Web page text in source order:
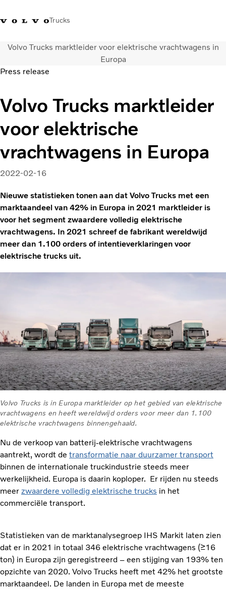
Trucks
Contact Kennis vergrotenMerchandiseInloggenNederland
CO2-reductie
Trucks
Truck Builder
Services
Dealer locator
Nieuws
Over ons
Volvo Trucks marktleider voor elektrische vrachtwagens in
Europa
Press release
Volvo Trucks marktleider
voor elektrische
vrachtwagens in Europa
2022-02-16
Nieuwe statistieken tonen aan dat Volvo Trucks met een
marktaandeel van 42% in Europa in 2021 marktleider is
voor het segment zwaardere volledig elektrische
vrachtwagens. In 2021 schreef de fabrikant wereldwijd
meer dan 1.100 orders of intentieverklaringen voor
elektrische trucks uit.
Volvo Trucks is in Europa marktleider op het gebied van elektrische
vrachtwagens en heeft wereldwijd orders voor meer dan 1.100
elektrische vrachtwagens binnengehaald.
Nu de verkoop van batterij-elektrische vrachtwagens
aantrekt, wordt de transformatie naar duurzamer transport
binnen de internationale truckindustrie steeds meer
werkelijkheid. Europa is daarin koploper. Er rijden nu steeds
meer zwaardere volledig elektrische trucks in het
commerciële transport.
Statistieken van de marktanalysegroep IHS Markit laten zien
dat er in 2021 in totaal 346 elektrische vrachtwagens (≥16
ton) in Europa zijn geregistreerd – een stijging van 193% ten
opzichte van 2020. Volvo Trucks heeft met 42% het grootste
marktaandeel. De landen in Europa met de meeste